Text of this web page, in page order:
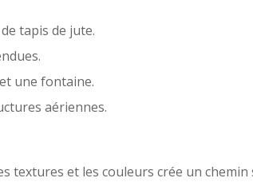
tapis de jute.
une fontaine.
aériennes.
et les couleurs crée un